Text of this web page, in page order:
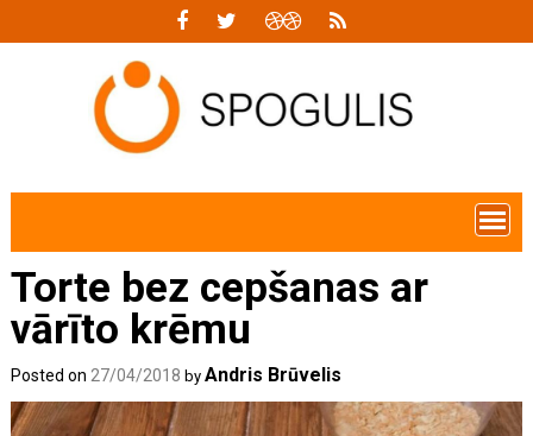
Torte bez cepšanas ar
vārīto krēmu
Posted on 27/04/2018 byAndris Brūvelis